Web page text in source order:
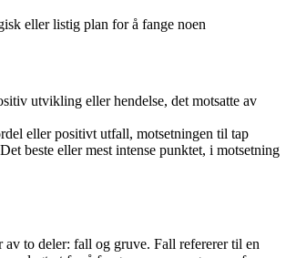
eller listig plan for å fange noen
utvikling eller hendelse, det motsatte av
eller positivt utfall, motsetningen til tap
Det beste eller mest intense punktet, i motsetning
av to deler: fall og gruve. Fall refererer til en